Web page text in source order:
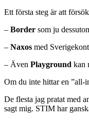
Ett första steg är att
– Border som ju
– Naxos med
– Även Playground kan
Om du inte hittar en ”all-
De flesta jag pratat med
sagt mig. STIM har